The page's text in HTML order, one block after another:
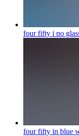
four fifty i no
four fifty in blue